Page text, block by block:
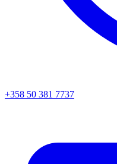
+358 50 381 7737